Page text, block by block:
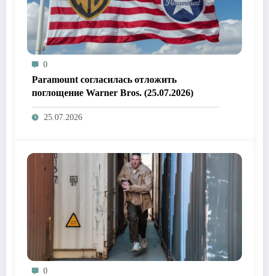
0
Paramount согласилась отложить
поглощение Warner Bros. (25.07.2026)
25.07.2026
0